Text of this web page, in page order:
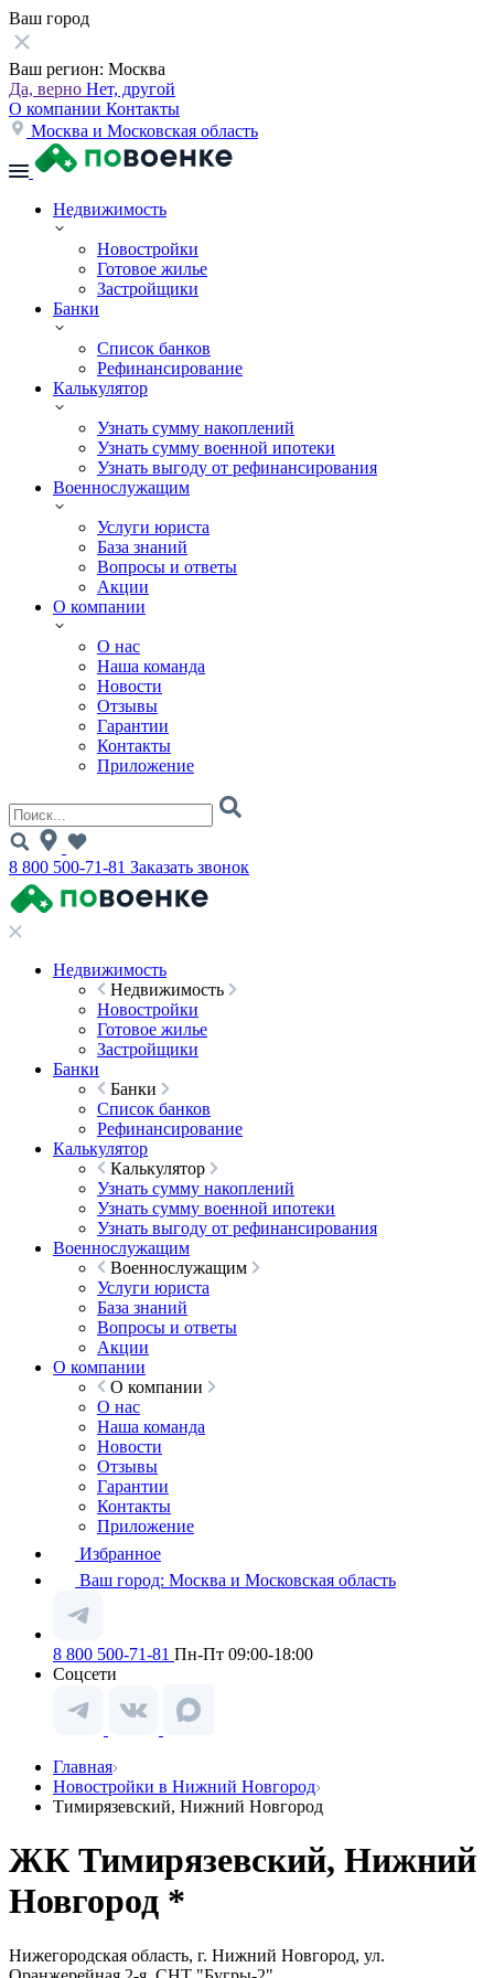
Ваш город
Ваш регион: Москва
Да, верно Нет, другой
О компании Контакты
Москва и Московская область
Недвижимость
Новостройки
Готовое жилье
Застройщики
Банки
Список банков
Рефинансирование
Калькулятор
Узнать сумму накоплений
Узнать сумму военной ипотеки
Узнать выгоду от рефинансирования
Военнослужащим
Услуги юриста
База знаний
Вопросы и ответы
Акции
О компании
О нас
Наша команда
Новости
Отзывы
Гарантии
Контакты
Приложение
8 800 500-71-81 Заказать звонок
Недвижимость
Недвижимость
Новостройки
Готовое жилье
Застройщики
Банки
Банки
Список банков
Рефинансирование
Калькулятор
Калькулятор
Узнать сумму накоплений
Узнать сумму военной ипотеки
Узнать выгоду от рефинансирования
Военнослужащим
Военнослужащим
Услуги юриста
База знаний
Вопросы и ответы
Акции
О компании
О компании
О нас
Наша команда
Новости
Отзывы
Гарантии
Контакты
Приложение
Избранное
Ваш город: Москва и Московская область
8 800 500-71-81 Пн-Пт 09:00-18:00
Соцсети
Главная
Новостройки в Нижний Новгород
Тимирязевский, Нижний Новгород
ЖК Тимирязевский, Нижний
Новгород *
Нижегородская область, г. Нижний Новгород, ул.